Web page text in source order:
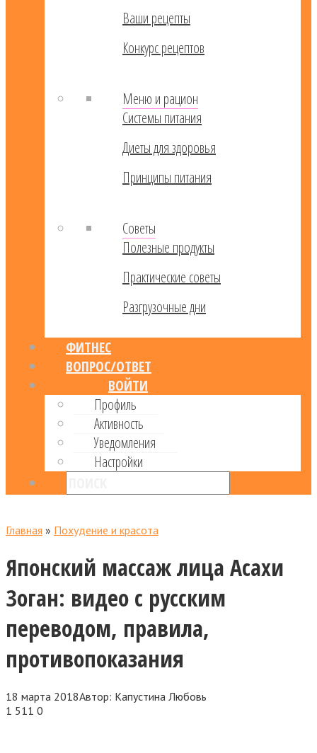
Ваши рецепты
Конкурс рецептов
Меню и рацион
Системы питания
Диеты для здоровья
Принципы питания
Советы
Полезные продукты
Практические советы
Разгрузочные дни
ФИТНЕС
ВОПРОС/ОТВЕТ
ВОЙТИ
Профиль
Активность
Уведомления
Настройки
Главная » Похудение и красота
Японский массаж лица Асахи
Зоган: видео с русским
переводом, правила,
противопоказания
18 марта 2018Автор: Капустина Любовь
1 511 0